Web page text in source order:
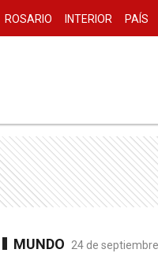
ROSARIO INTERIOR PAÍS
MUNDO 24 de